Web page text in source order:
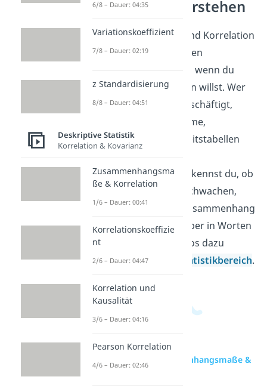
Korrelationen verstehen
Zusammenhangsmaße und Korrelation
gehören zu den wichtigsten
Werkzeugen der Statistik, wenn du
zwei Variablen vergleichen willst. Wer
sich mit Korrelationen beschäftigt,
schaut auf Streudiagramme,
Rangfolgen und Häufigkeitstabellen
Zusammenhang ist. So erkennst du, ob
ein Wert eher für einen schwachen,
mittleren oder starken Zusammenhang
steht und wie du das sauber in Worten
ausdrückst. Weitere Videos dazu
findest du in unserem
Statistikbereich.
zur Videoseite: Zusammenhangsmaße &
Korrelation
6/8 – Dauer: 04:35
Variationskoeffizient
7/8 – Dauer: 02:19
z Standardisierung
8/8 – Dauer: 04:51
Deskriptive Statistik
Korrelation & Kovarianz
Zusammenhangsma
ße & Korrelation
1/6 – Dauer: 00:41
Korrelationskoeffizie
nt
2/6 – Dauer: 04:47
Korrelation und
Kausalität
3/6 – Dauer: 04:16
Pearson Korrelation
4/6 – Dauer: 02:46